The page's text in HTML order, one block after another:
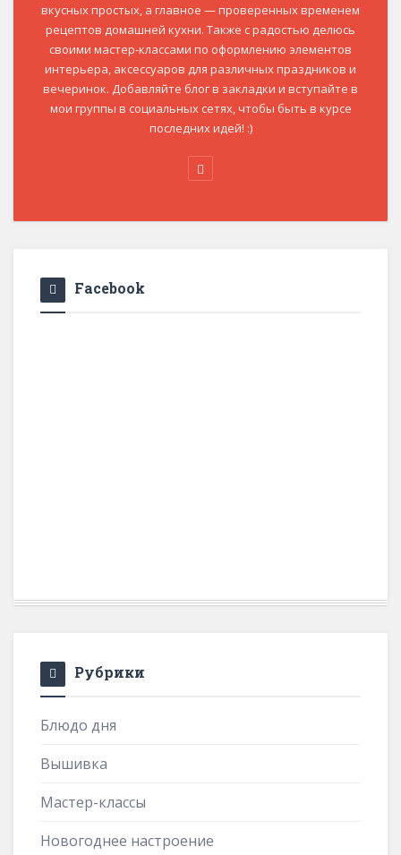
вкусных простых, а главное — проверенных временем
рецептов домашней кухни. Также с радостью делюсь
своими мастер-классами по оформлению элементов
интерьера, аксессуаров для различных праздников и
вечеринок. Добавляйте блог в закладки и вступайте в
мои группы в социальных сетях, чтобы быть в курсе
последних идей! :)
Facebook
Рубрики
Блюдо дня
Вышивка
Мастер-классы
Новогоднее настроение